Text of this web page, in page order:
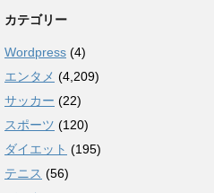
カテゴリー
Wordpress (4)
エンタメ (4,209)
サッカー (22)
スポーツ (120)
ダイエット (195)
テニス (56)